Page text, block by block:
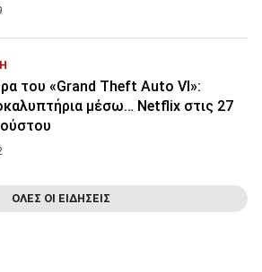
του «Grand Theft Auto VI»:
μέσω… Netflix στις 27
ΟΛΕΣ ΟΙ ΕΙΔΗΣΕΙΣ